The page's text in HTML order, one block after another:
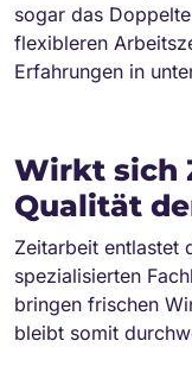
sogar das
flexibleren
Erfahrungen in
Wirkt sich
Qualität
Zeitarbeit entlastet
spezialisierten
bringen frischen
bleibt somit